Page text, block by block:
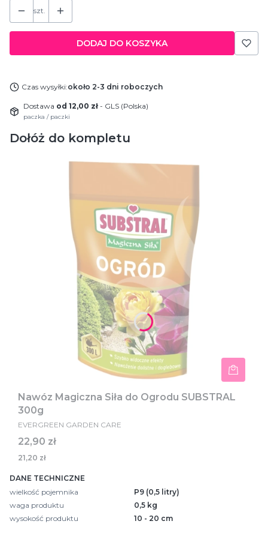
szt.
DODAJ DO KOSZYKA
Czas wysyłki:około 2-3 dni roboczych
Dostawa od 12,00 zł - GLS (Polska)
paczka / paczki
Dołóż do kompletu
Nawóz Magiczna Siła do Ogrodu SUBSTRAL
300g
EVERGREEN GARDEN CARE
Cena
22,90 zł
21,20 zł
DANE TECHNICZNE
wielkość pojemnika
P9 (0,5 litry)
waga produktu
0,5 kg
wysokość produktu
10 - 20 cm